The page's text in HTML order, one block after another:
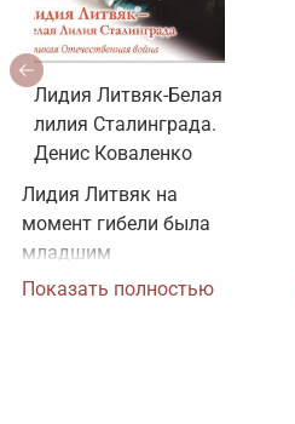
Лидия Литвяк-Белая
лилия Сталинграда.
Денис Коваленко
Лидия Литвяк на
момент гибели была
младшим
лейтенантом.
Показать полностью